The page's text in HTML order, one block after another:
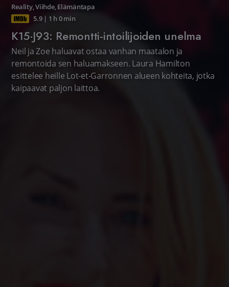
Reality,Viihde,Elämäntapa
5.9| 1 h 0 min
K15·J93: Remontti-intoilijoiden unelma
Neil ja Zoe haluavat ostaa vanhan maatalon ja
remontoida sen haluamakseen. Laura Hamilton
esittelee heille Lot-et-Garronnen alueen kohteita, jotka
kaipaavat paljon laittoa.